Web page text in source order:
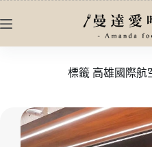
至
標籤 高雄國際航